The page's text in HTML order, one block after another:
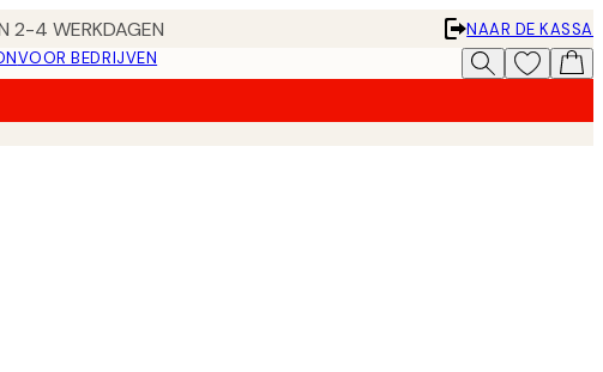
2-4 WERKDAGEN
NAAR DE KASSA
VOOR BEDRIJVEN